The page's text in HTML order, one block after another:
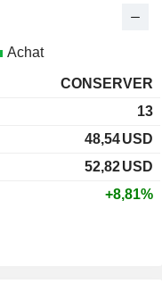
Achat
CONSERVER
13
48,54USD
52,82USD
+8,81%